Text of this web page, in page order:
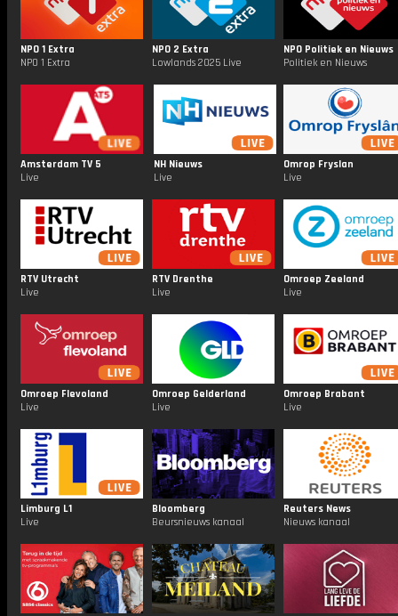
NPO 1 Extra
NPO 1 Extra
NPO 2 Extra
Lowlands 2025 Live
NPO Politiek en Nieuws
Politiek en Nieuws
Amsterdam TV 5
Live
NH Nieuws
Live
Omrop Fryslan
Live
RTV Utrecht
Live
RTV Drenthe
Live
Omroep Zeeland
Live
Omroep Flevoland
Live
Omroep Gelderland
Live
Omroep Brabant
Live
Limburg L1
Live
Bloomberg
Beursnieuws kanaal
Reuters News
Nieuws kanaal